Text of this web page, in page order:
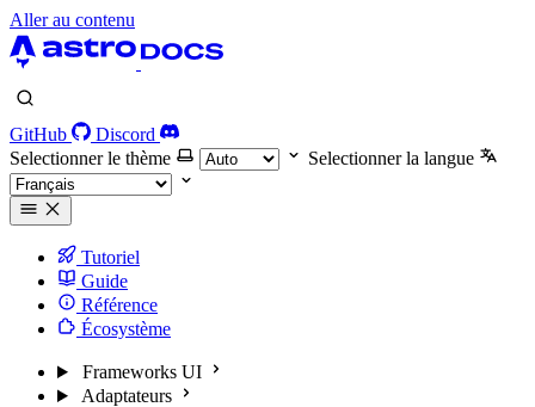
Aller au contenu
GitHub
Discord
Selectionner le thème
Selectionner la langue
Tutoriel
Guide
Référence
Écosystème
Frameworks UI
Adaptateurs